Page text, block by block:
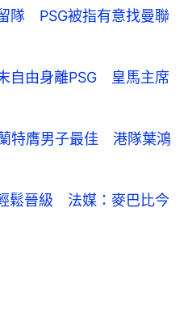
隊 PSG被指有意找曼聯
自由身離PSG 皇馬主席
特膺男子最佳 港隊葉鴻
鬆晉級 法媒：麥巴比今